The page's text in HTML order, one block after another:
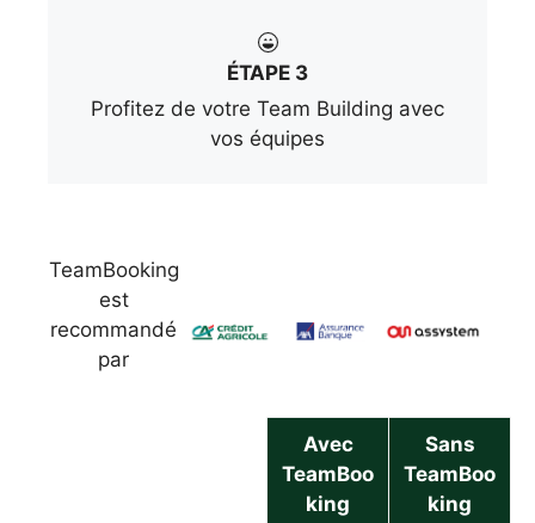
ÉTAPE 3
Profitez de votre Team Building avec
vos équipes
TeamBooking
est
recommandé
par
Avec
TeamBoo
king
Sans
TeamBoo
king